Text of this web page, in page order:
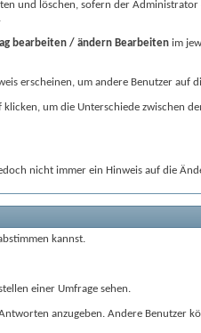
und löschen, sofern der
Bearbeiten im
erscheinen, um andere Benutzer auf
um die Unterschiede zwischen
nicht immer ein Hinweis auf die
kannst.
einer Umfrage sehen.
anzugeben. Andere